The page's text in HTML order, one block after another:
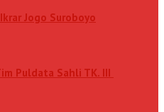
Jogo Suroboyo
Puldata Sahli TK. III